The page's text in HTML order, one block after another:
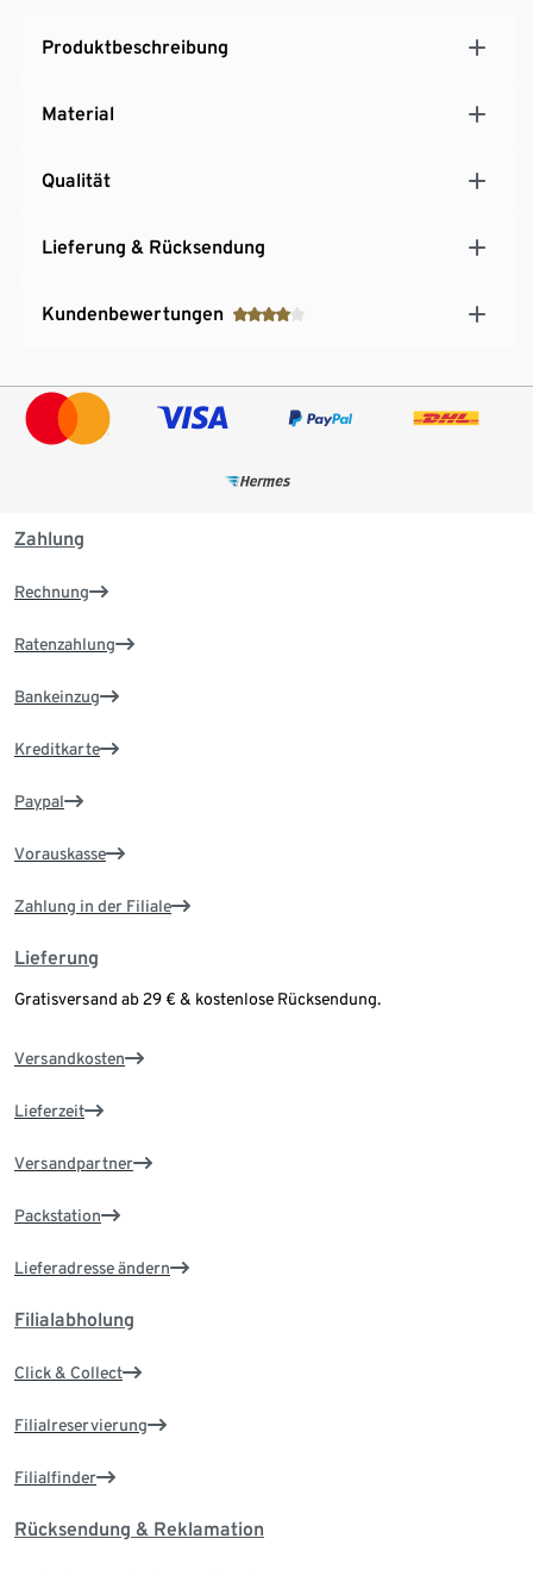
Produktbeschreibung
Material
Qualität
Lieferung & Rücksendung
Kundenbewertungen
Zahlung
Rechnung
Ratenzahlung
Bankeinzug
Kreditkarte
Paypal
Vorauskasse
Zahlung in der Filiale
Lieferung
Gratisversand ab 29 € & kostenlose Rücksendung.
Versandkosten
Lieferzeit
Versandpartner
Packstation
Lieferadresse ändern
Filialabholung
Click & Collect
Filialreservierung
Filialfinder
Rücksendung & Reklamation